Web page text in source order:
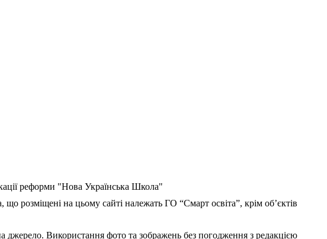
реформи "Нова Українська Школа"
розміщені на цьому сайті належать ГО “Смарт освіта”, крім об’єктів
джерело. Використання фото та зображень без погодження з редакцією